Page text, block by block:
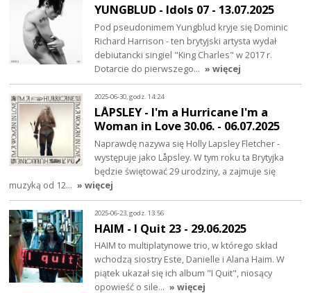
YUNGBLUD - Idols 07 - 13.07.2025
Pod pseudonimem Yungblud kryje się Dominic
Richard Harrison - ten brytyjski artysta wydał
debiutancki singiel "King Charles" w 2017 r.
Dotarcie do pierwszego… » więcej
2025-06-30, godz. 14:24
LÅPSLEY - I'm a Hurricane I'm a
Woman in Love 30.06. - 06.07.2025
Naprawdę nazywa się Holly Lapsley Fletcher -
występuje jako Låpsley. W tym roku ta Brytyjka
będzie świętować 29 urodziny, a zajmuje się
muzyką od 12… » więcej
2025-06-23, godz. 13:56
HAIM - I Quit 23 - 29.06.2025
HAIM to multiplatynowe trio, w którego skład
wchodzą siostry Este, Danielle i Alana Haim. W
piątek ukazał się ich album "I Quit", niosący
opowieść o sile… » więcej